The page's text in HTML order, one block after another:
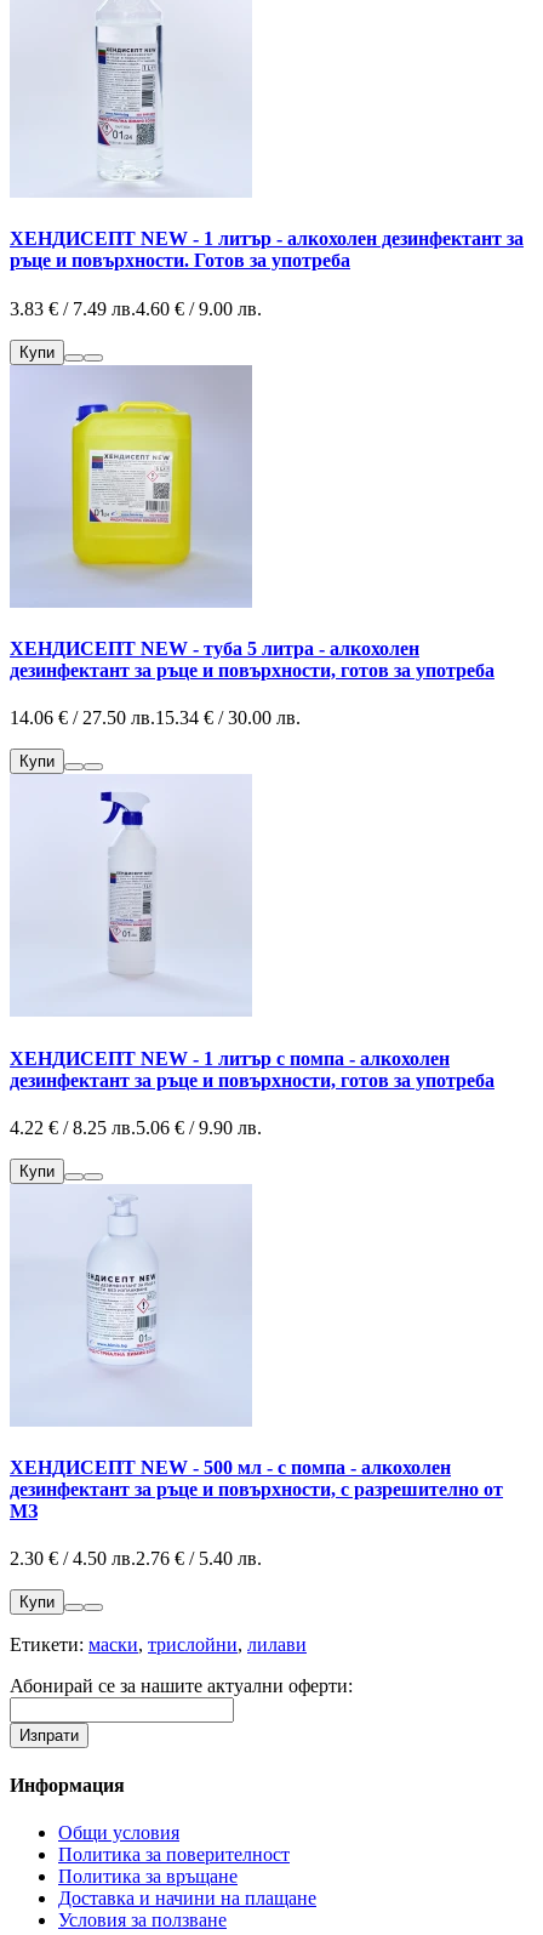
ХЕНДИСЕПТ NEW - 1 литър - алкохолен дезинфектант за
ръце и повърхности. Готов за употреба
3.83 € / 7.49 лв.4.60 € / 9.00 лв.
Купи
ХЕНДИСЕПТ NEW - туба 5 литра - алкохолен
дезинфектант за ръце и повърхности, готов за употреба
14.06 € / 27.50 лв.15.34 € / 30.00 лв.
Купи
ХЕНДИСЕПТ NEW - 1 литър с помпа - алкохолен
дезинфектант за ръце и повърхности, готов за употреба
4.22 € / 8.25 лв.5.06 € / 9.90 лв.
Купи
ХЕНДИСЕПТ NEW - 500 мл - с помпа - алкохолен
дезинфектант за ръце и повърхности, с разрешително от
МЗ
2.30 € / 4.50 лв.2.76 € / 5.40 лв.
Купи
Етикети: маски, трислойни, лилави
Абонирай се за нашите актуални оферти:
Информация
Общи условия
Политика за поверителност
Политика за връщане
Доставка и начини на плащане
Условия за ползване